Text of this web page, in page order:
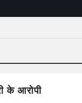
के आरोपी